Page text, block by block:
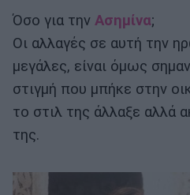
Όσο για την Ασημίνα;
Οι αλλαγές σε αυτή την
μεγάλες, είναι όμως
στιγμή που μπήκε στην
το στιλ της άλλαξε αλλά
της.